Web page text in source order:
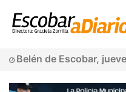
Belén de Escobar,